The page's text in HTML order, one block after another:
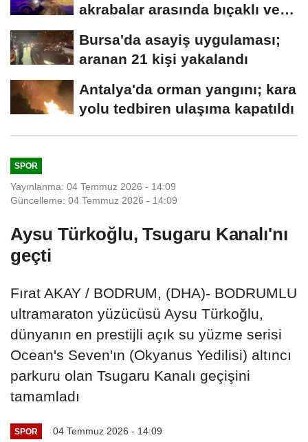
akrabalar arasında bıçaklı ve
Bursa'da asayiş uygulaması;
aranan 21 kişi yakalandı
Antalya'da orman yangını; kara
yolu tedbiren ulaşıma kapatıldı
SPOR
Yayınlanma: 04 Temmuz 2026 - 14:09
Güncelleme: 04 Temmuz 2026 - 14:09
Aysu Türkoğlu, Tsugaru Kanalı'nı
geçti
Fırat AKAY / BODRUM, (DHA)- BODRUMLU
ultramaraton yüzücüsü Aysu Türkoğlu,
dünyanın en prestijli açık su yüzme serisi
Ocean's Seven'ın (Okyanus Yedilisi) altıncı
parkuru olan Tsugaru Kanalı geçişini
tamamladı
SPOR 04 Temmuz 2026 - 14:09